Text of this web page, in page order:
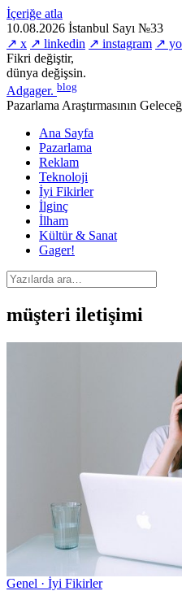
İçeriğe atla
10.08.2026 İstanbul Sayı №33
↗ x ↗ linkedin ↗ instagram ↗
Fikri değiştir,
dünya değişsin.
Adgager. blog
Pazarlama Araştırmasının
Ana Sayfa
Pazarlama
Reklam
Teknoloji
İyi Fikirler
İlginç
İlham
Kültür & Sanat
Gager!
müşteri iletişimi
Genel · İyi Fikirler